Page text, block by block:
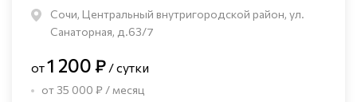
Сочи, Центральный внутригородской район, ул.
Санаторная, д.63/7
от1 200 ₽ / сутки
от 35 000 ₽ / месяц